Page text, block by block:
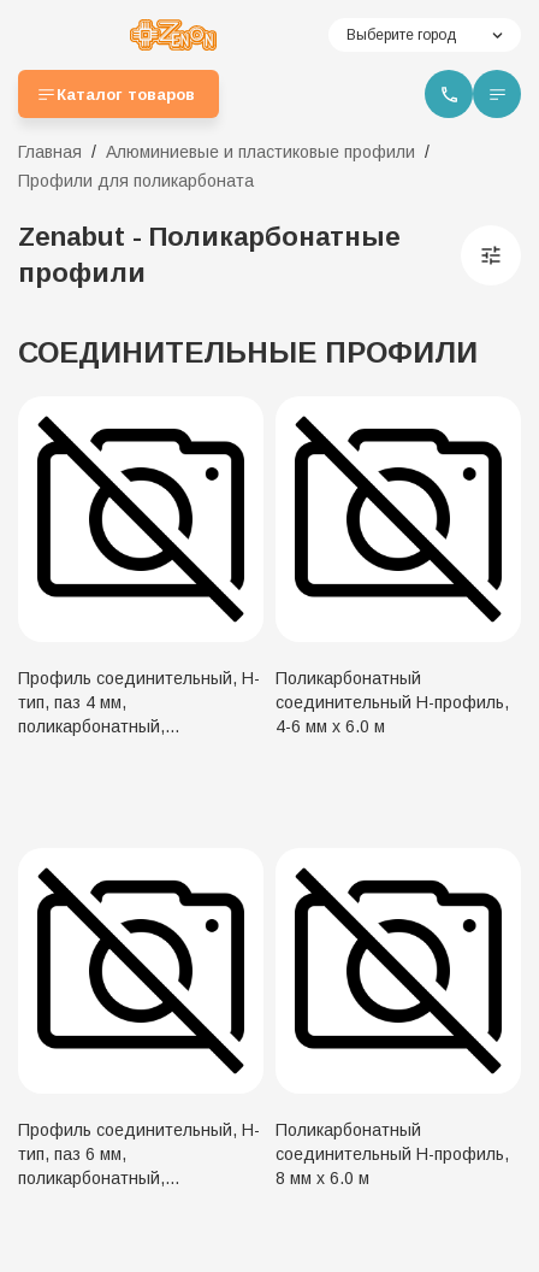
Выберите город
Каталог товаров
Главная
Алюминиевые и пластиковые профили
Профили для поликарбоната
Zenabut - Поликарбонатные
профили
СОЕДИНИТЕЛЬНЫЕ ПРОФИЛИ
Профиль соединительный, Н-
тип, паз 4 мм,
поликарбонатный,
Поликарбонатный
соединительный H-профиль,
4-6 мм х 6.0 м
Профиль соединительный, Н-
тип, паз 6 мм,
поликарбонатный,
Поликарбонатный
соединительный H-профиль,
8 мм х 6.0 м